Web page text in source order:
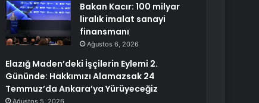
Bakan Kacır: 100 milyar
liralık imalat sanayi
finansmanı
Ağustos 6, 2026
Elazığ Maden’deki İşçilerin Eylemi 2.
Gününde: Hakkımızı Alamazsak 24
Temmuz’da Ankara’ya Yürüyeceğiz
Ağustos 5, 2026